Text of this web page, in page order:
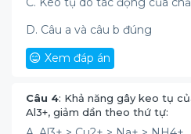
D. Câu a và câu b đúng
Xem đáp án
Câu 4: Khả năng gây keo tụ
Al3+, giảm dần theo thứ tự: